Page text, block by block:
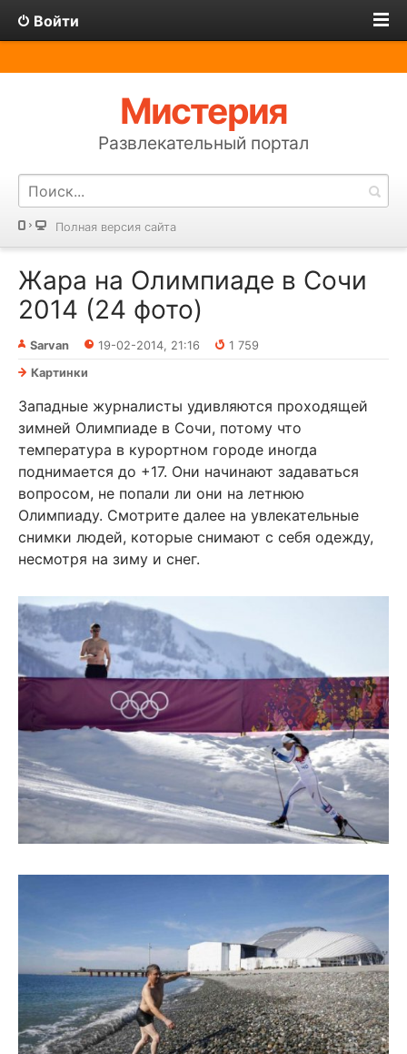
Войти
Мистерия
Развлекательный портал
Полная версия сайта
Жара на Олимпиаде в Сочи
2014 (24 фото)
Sarvan 19-02-2014, 21:16
1 759
Картинки
Западные журналисты удивляются проходящей
зимней Олимпиаде в Сочи, потому что
температура в курортном городе иногда
поднимается до +17. Они начинают задаваться
вопросом, не попали ли они на летнюю
Олимпиаду. Смотрите далее на увлекательные
снимки людей, которые снимают с себя одежду,
несмотря на зиму и снег.